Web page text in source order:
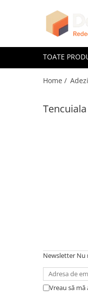
Toate Produsele
Parchet SPC
Riflaje Decorative
Riflaje Interioare
Colt Interior Plinta
Imbinare Plinta
Accesorii Lambriuri
TOATE
Home /
Newsletter Nu
Vreau să